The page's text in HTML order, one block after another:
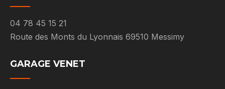
04 78 45 15 21
Route des Monts du Lyonnais 69510 Messimy
GARAGE VENET